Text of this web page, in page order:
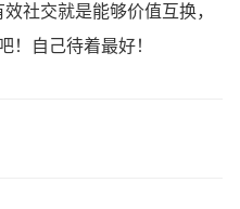
社交就是能够价值互换，
！自己待着最好！